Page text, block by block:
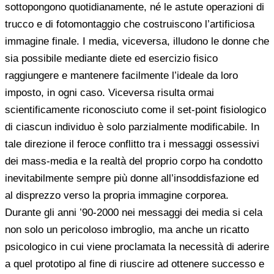
sottopongono quotidianamente, né le astute operazioni di
trucco e di fotomontaggio che costruiscono l’artificiosa
immagine finale. I media, viceversa, illudono le donne che
sia possibile mediante diete ed esercizio fisico
raggiungere e mantenere facilmente l’ideale da loro
imposto, in ogni caso. Viceversa risulta ormai
scientificamente riconosciuto come il set-point fisiologico
di ciascun individuo è solo parzialmente modificabile. In
tale direzione il feroce conflitto tra i messaggi ossessivi
dei mass-media e la realtà del proprio corpo ha condotto
inevitabilmente sempre più donne all’insoddisfazione ed
al disprezzo verso la propria immagine corporea.
Durante gli anni ’90-2000 nei messaggi dei media si cela
non solo un pericoloso imbroglio, ma anche un ricatto
psicologico in cui viene proclamata la necessità di aderire
a quel prototipo al fine di riuscire ad ottenere successo e